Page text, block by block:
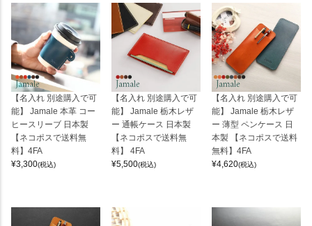
【名入れ 別途購入で可
能】 Jamale 本革 コー
ヒースリーブ 日本製
【ネコポスで送料無
料】4FA
¥3,300(税込)
【名入れ 別途購入で可
能】 Jamale 栃木レザ
ー 通帳ケース 日本製
【ネコポスで送料無
料】 4FA
¥5,500(税込)
【名入れ 別途購入で可
能】 Jamale 栃木レザ
ー 薄型 ペンケース 日
本製 【ネコポスで送料
無料】4FA
¥4,620(税込)